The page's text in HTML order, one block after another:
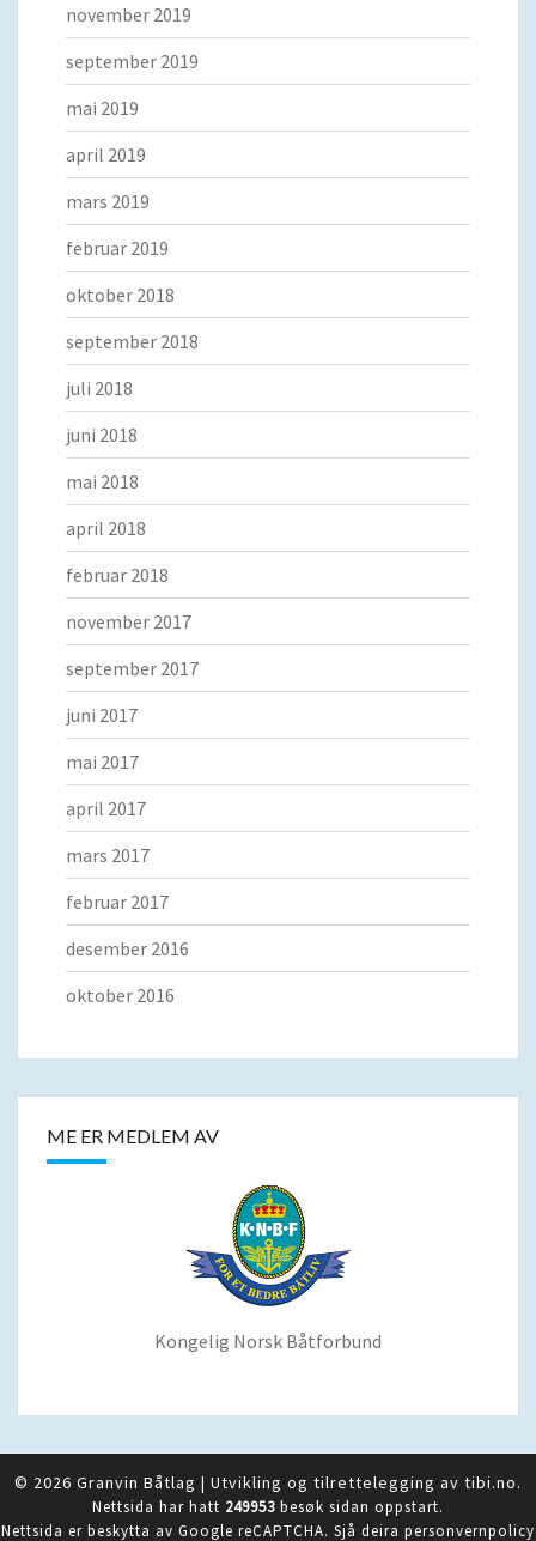
november 2019
september 2019
mai 2019
april 2019
mars 2019
februar 2019
oktober 2018
september 2018
juli 2018
juni 2018
mai 2018
april 2018
februar 2018
november 2017
september 2017
juni 2017
mai 2017
april 2017
mars 2017
februar 2017
desember 2016
oktober 2016
ME ER MEDLEM AV
Kongelig Norsk Båtforbund
© 2026 Granvin Båtlag | Utvikling og tilrettelegging av tibi.no.
Nettsida har hatt 249953 besøk sidan oppstart.
Nettsida er beskytta av Google reCAPTCHA. Sjå deira personvernpolicy